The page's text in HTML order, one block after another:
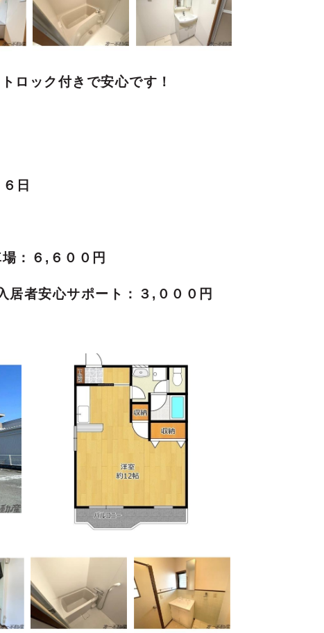
ロック付きで安心です！
日
：６,６００円
者安心サポート：３,０００円